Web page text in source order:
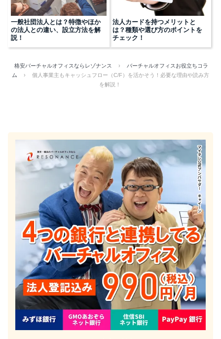
一般社団法人とは？特徴やほか
の法人との違い、設立方法を解
説！
法人カードを持つメリットと
は？種類や選び方のポイントを
チェック！
格安バーチャルオフィスならレゾナンス ›
バーチャルオフィスお役立ちコラ
ム
›
個人事業主もキャッシュフロー（C/F）を活かそう！必要な理由や読み方
を解説！